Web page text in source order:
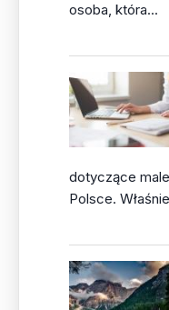
osoba, która...
dotyczące
Polsce.